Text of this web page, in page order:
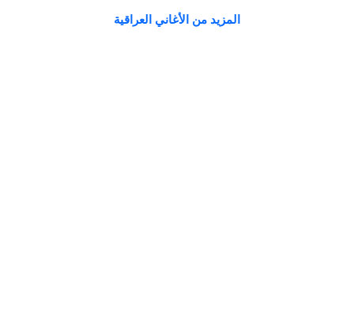
المزيد من الأغاني العراقية